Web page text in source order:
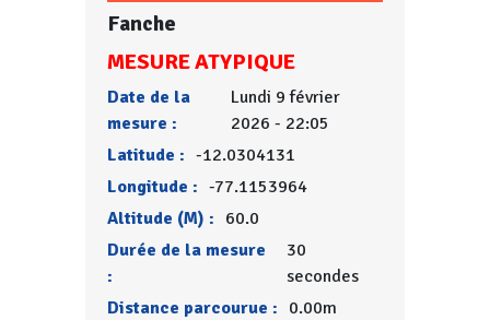
Fanche
MESURE ATYPIQUE
Date de la
mesure :
Lundi 9 février
2026 - 22:05
Latitude : -12.0304131
Longitude : -77.1153964
Altitude (M) : 60.0
Durée de la mesure
:
30
secondes
Distance parcourue : 0.00m